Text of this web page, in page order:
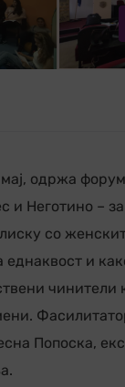
одржа
и Неготино –
со
еднаквост и
чинители
Попоска,